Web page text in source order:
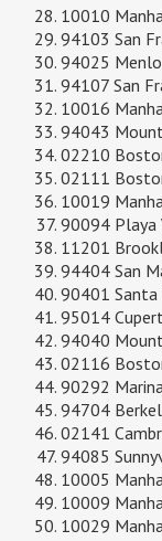
10010
94103 San
94025 Menlo
94107 San
10016
94043
02210
02111
10019
90094 Playa
11201
94404 San
90401 Santa
95014
94040
02116
90292
94704
02141
94085
10005
10009
10029